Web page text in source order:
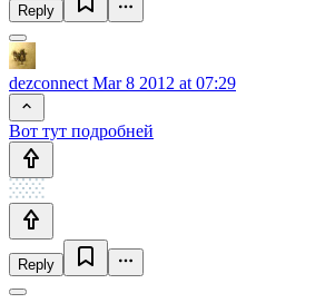
Reply
dezconnect Mar 8 2012 at 07:29
Вот тут подробней
Reply